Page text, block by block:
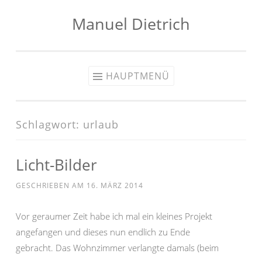
Manuel Dietrich
HAUPTMENÜ
Schlagwort: urlaub
Licht-Bilder
GESCHRIEBEN AM 16. MÄRZ 2014
Vor geraumer Zeit habe ich mal ein kleines Projekt
angefangen und dieses nun endlich zu Ende
gebracht. Das Wohnzimmer verlangte damals (beim